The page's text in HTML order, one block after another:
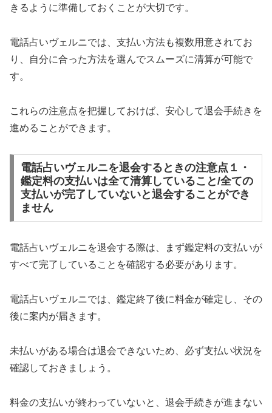
きるように準備しておくことが大切です。
電話占いヴェルニでは、支払い方法も複数用意されてお
り、自分に合った方法を選んでスムーズに清算が可能で
す。
これらの注意点を把握しておけば、安心して退会手続きを
進めることができます。
電話占いヴェルニを退会するときの注意点１・
鑑定料の支払いは全て清算していること/全ての
支払いが完了していないと退会することができ
ません
電話占いヴェルニを退会する際は、まず鑑定料の支払いが
すべて完了していることを確認する必要があります。
電話占いヴェルニでは、鑑定終了後に料金が確定し、その
後に案内が届きます。
未払いがある場合は退会できないため、必ず支払い状況を
確認しておきましょう。
料金の支払いが終わっていないと、退会手続きが進まない